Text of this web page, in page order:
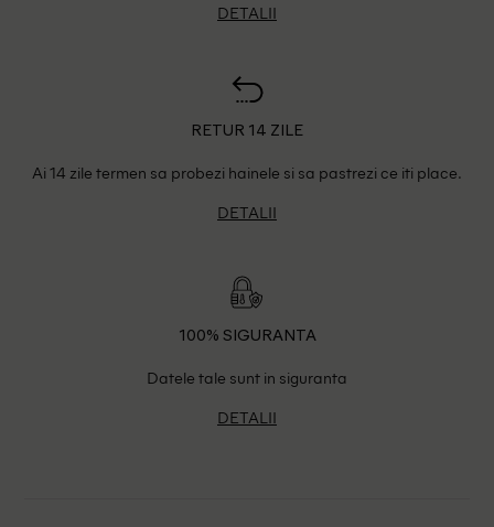
DETALII
RETUR 14 ZILE
Ai 14 zile termen sa probezi hainele si sa pastrezi ce iti place.
DETALII
100% SIGURANTA
Datele tale sunt in siguranta
DETALII